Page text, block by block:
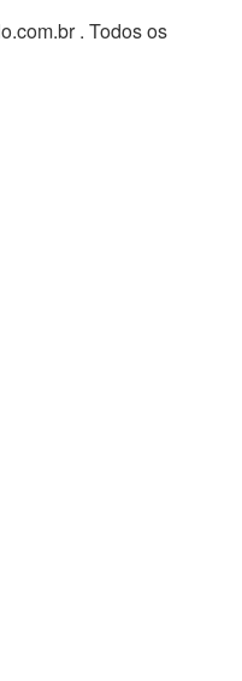
. Todos os